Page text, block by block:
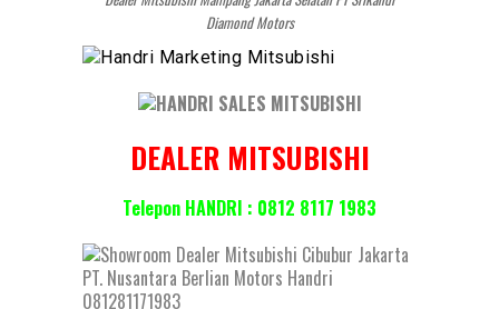
Diamond Motors
DEALER MITSUBISHI
Telepon HANDRI : 0812 8117 1983